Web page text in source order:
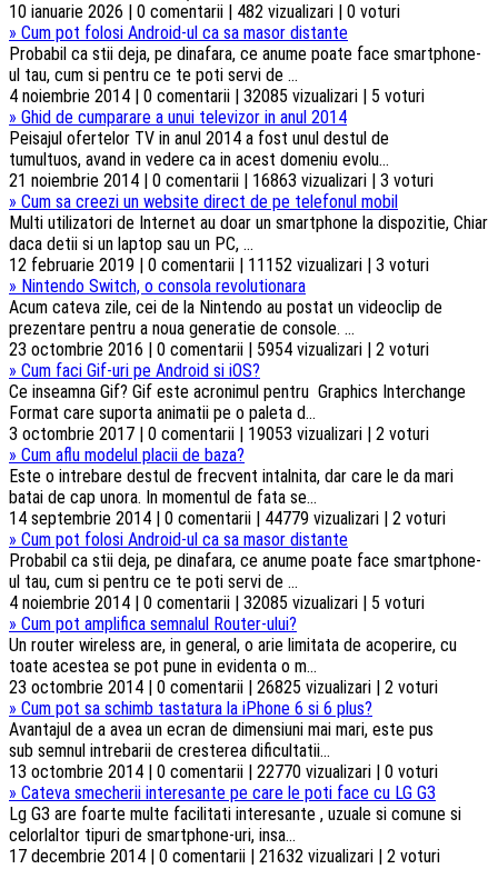
10 ianuarie 2026 | 0 comentarii | 482 vizualizari | 0 voturi
» Cum pot folosi Android-ul ca sa masor distante
Probabil ca stii deja, pe dinafara, ce anume poate face smartphone-
ul tau, cum si pentru ce te poti servi de ...
4 noiembrie 2014 | 0 comentarii | 32085 vizualizari | 5 voturi
» Ghid de cumparare a unui televizor in anul 2014
Peisajul ofertelor TV in anul 2014 a fost unul destul de
tumultuos, avand in vedere ca in acest domeniu evolu...
21 noiembrie 2014 | 0 comentarii | 16863 vizualizari | 3 voturi
» Cum sa creezi un website direct de pe telefonul mobil
Multi utilizatori de Internet au doar un smartphone la dispozitie, Chiar
daca detii si un laptop sau un PC, ...
12 februarie 2019 | 0 comentarii | 11152 vizualizari | 3 voturi
» Nintendo Switch, o consola revolutionara
Acum cateva zile, cei de la Nintendo au postat un videoclip de
prezentare pentru a noua generatie de console. ...
23 octombrie 2016 | 0 comentarii | 5954 vizualizari | 2 voturi
» Cum faci Gif-uri pe Android si iOS?
Ce inseamna Gif? Gif este acronimul pentru Graphics Interchange
Format care suporta animatii pe o paleta d...
3 octombrie 2017 | 0 comentarii | 19053 vizualizari | 2 voturi
» Cum aflu modelul placii de baza?
Este o intrebare destul de frecvent intalnita, dar care le da mari
batai de cap unora. In momentul de fata se...
14 septembrie 2014 | 0 comentarii | 44779 vizualizari | 2 voturi
» Cum pot folosi Android-ul ca sa masor distante
Probabil ca stii deja, pe dinafara, ce anume poate face smartphone-
ul tau, cum si pentru ce te poti servi de ...
4 noiembrie 2014 | 0 comentarii | 32085 vizualizari | 5 voturi
» Cum pot amplifica semnalul Router-ului?
Un router wireless are, in general, o arie limitata de acoperire, cu
toate acestea se pot pune in evidenta o m...
23 octombrie 2014 | 0 comentarii | 26825 vizualizari | 2 voturi
» Cum pot sa schimb tastatura la iPhone 6 si 6 plus?
Avantajul de a avea un ecran de dimensiuni mai mari, este pus
sub semnul intrebarii de cresterea dificultatii...
13 octombrie 2014 | 0 comentarii | 22770 vizualizari | 0 voturi
» Cateva smecherii interesante pe care le poti face cu LG G3
Lg G3 are foarte multe facilitati interesante , uzuale si comune si
celorlaltor tipuri de smartphone-uri, insa...
17 decembrie 2014 | 0 comentarii | 21632 vizualizari | 2 voturi